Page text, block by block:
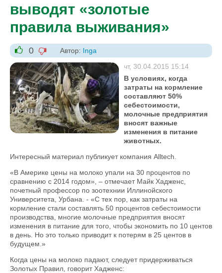
выводят «золотые
правила выживания»
+1
0
-1
Автор: Inga
чт, 30.04.2015 15:14
В условиях, когда
затраты на кормление
составляют 50%
себестоимости,
молочные предприятия
вносят важные
изменения в питание
животных.
Интересный материал публикует компания Alltech.
«В Америке цены на молоко упали на 30 процентов по
сравнению с 2014 годом», – отмечает Майк Хадженс,
почетный профессор по зоотехнии Иллинойского
Университета, Урбана. - «С тех пор, как затраты на
кормление стали составлять 50 процентов себестоимости
производства, многие молочные предприятия вносят
изменения в питание для того, чтобы экономить по 10 центов
в день. Но это только приводит к потерям в 25 центов в
будущем.»
Когда цены на молоко падают, следует придерживаться
Золотых Правил, говорит Хадженс: